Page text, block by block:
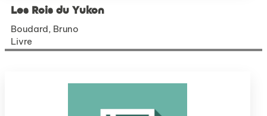
Les Rois du Yukon
Boudard, Bruno
Livre